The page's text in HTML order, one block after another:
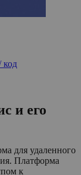
код
и его
для удаленного
Платформа
к